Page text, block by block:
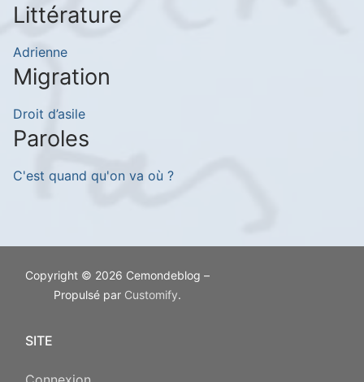
Littérature
Adrienne
Migration
Droit d’asile
Paroles
C'est quand qu'on va où ?
Copyright © 2026 Cemondeblog –
Propulsé par Customify.
SITE